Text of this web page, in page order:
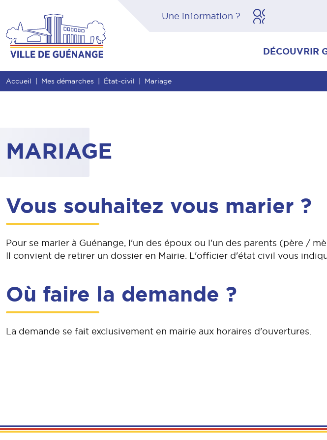
Entête de page Menu principal Recherche Pied de page
DÉCOUVRIR
Accueil Mes démarches État-civil Mariage
MARIAGE
Vous souhaitez vous marier ?
Pour se marier à Guénange, l'un des époux ou l'un des parents (père /
Il convient de retirer un dossier en Mairie. L'officier d'état civil vous
Où faire la demande ?
La demande se fait exclusivement en mairie aux horaires d'ouvertures.